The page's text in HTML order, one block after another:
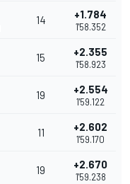
14 +1.784
1'58.352
15 +2.355
1'58.923
19 +2.554
1'59.122
11 +2.602
1'59.170
19 +2.670
1'59.238